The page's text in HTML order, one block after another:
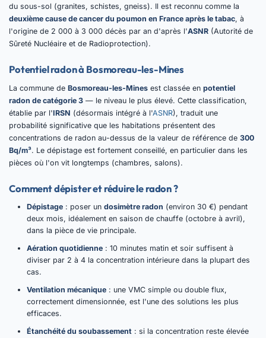
du sous-sol (granites, schistes, gneiss). Il est reconnu comme la
deuxième cause de cancer du poumon en France après le tabac, à
l'origine de 2 000 à 3 000 décès par an d'après l'ASNR (Autorité de
Sûreté Nucléaire et de Radioprotection).
Potentiel radon à Bosmoreau-les-Mines
La commune de Bosmoreau-les-Mines est classée en potentiel
radon de catégorie 3 — le niveau le plus élevé. Cette classification,
établie par l'IRSN (désormais intégré à l'ASNR), traduit une
probabilité significative que les habitations présentent des
concentrations de radon au-dessus de la valeur de référence de 300
Bq/m³. Le dépistage est fortement conseillé, en particulier dans les
pièces où l'on vit longtemps (chambres, salons).
Comment dépister et réduire le radon ?
Dépistage : poser un dosimètre radon (environ 30 €) pendant
deux mois, idéalement en saison de chauffe (octobre à avril),
dans la pièce de vie principale.
Aération quotidienne : 10 minutes matin et soir suffisent à
diviser par 2 à 4 la concentration intérieure dans la plupart des
cas.
Ventilation mécanique : une VMC simple ou double flux,
correctement dimensionnée, est l'une des solutions les plus
efficaces.
Étanchéité du soubassement : si la concentration reste élevée